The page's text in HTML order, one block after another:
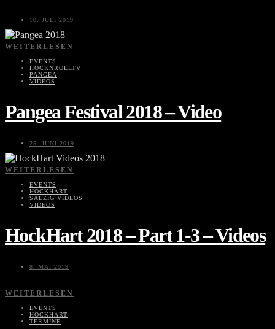
10. JULI 2019
WEITERLESEN
EVENTS
HOCKNROLLTV
PANGEA
VIDEOS
Pangea Festival 2018 – Video
25. JUNI 2019
WEITERLESEN
EVENTS
HOCKHART
SALZIG VIDEOS
VIDEOS
HockHart 2018 – Part 1-3 – Videos
8. MAI 2019
WEITERLESEN
EVENTS
HOCKHART
TERMINE